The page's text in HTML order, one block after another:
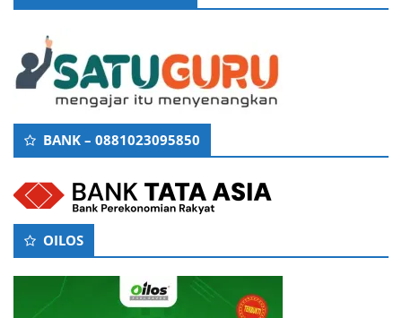
BANK – 0881023095850
OILOS